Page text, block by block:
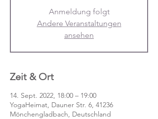
Anmeldung folgt
Andere Veranstaltungen
ansehen
Zeit & Ort
14. Sept. 2022, 18:00 – 19:00
YogaHeimat, Dauner Str. 6, 41236
Mönchengladbach, Deutschland